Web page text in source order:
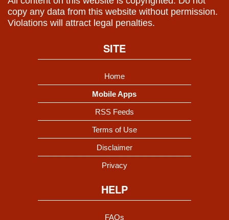
copy any data from this website without permission.
Violations will attract legal penalties.
SITE
Home
Mobile Apps
RSS Feeds
Terms of Use
Disclaimer
Privacy
HELP
FAQs